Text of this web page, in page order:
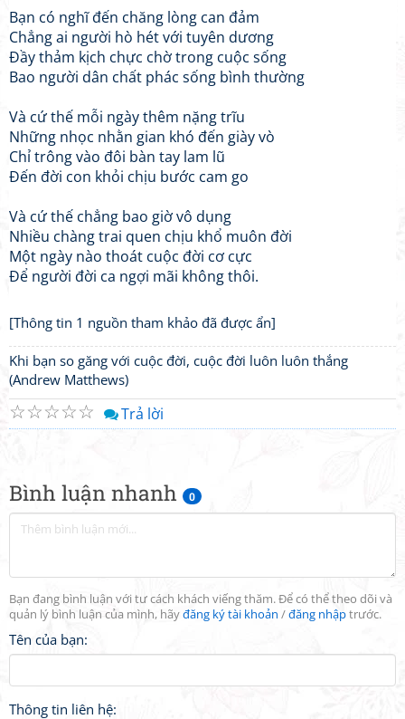
Bình luận nhanh 0
Bạn đang bình luận với tư cách khách viếng thăm. Để có thể theo dõi và
quản lý bình luận của mình, hãyđăng ký tài khoản /đăng nhậptrước.
Tên của bạn:
Thông tin liên hệ:
Bạn có nghĩ đến chăng lòng can đảm
Chẳng ai người hò hét với tuyên dương
Đầy thảm kịch chực chờ trong cuộc sống
Bao người dân chất phác sống bình thường
Và cứ thế mỗi ngày thêm nặng trĩu
Những nhọc nhằn gian khó đến giày vò
Chỉ trông vào đôi bàn tay lam lũ
Đến đời con khỏi chịu bước cam go
Và cứ thế chẳng bao giờ vô dụng
Nhiều chàng trai quen chịu khổ muôn đời
Một ngày nào thoát cuộc đời cơ cực
Để người đời ca ngợi mãi không thôi.
[Thông tin 1 nguồn tham khảo đã được ẩn]
Khi bạn so găng với cuộc đời, cuộc đời luôn luôn thắng
(Andrew Matthews)
☆
☆
☆
☆
☆ Trả lời